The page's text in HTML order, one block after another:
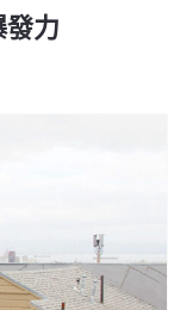
發力